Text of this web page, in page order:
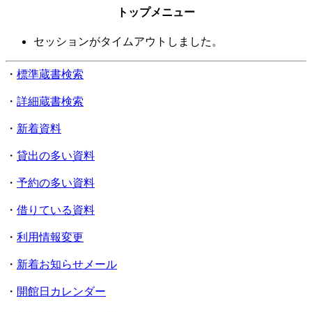
トップメニュー
セッションがタイムアウトしました。
・ 標準蔵書検索
・ 詳細蔵書検索
・ 新着資料
・ 貸出の多い資料
・ 予約の多い資料
・ 借りている資料
・ 利用情報変更
・ 新着お知らせメール
・ 開館日カレンダー